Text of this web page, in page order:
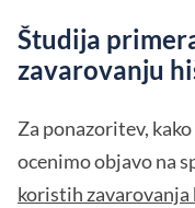
Študija
zavarovanju
Za ponazoritev,
ocenimo objavo na
koristih